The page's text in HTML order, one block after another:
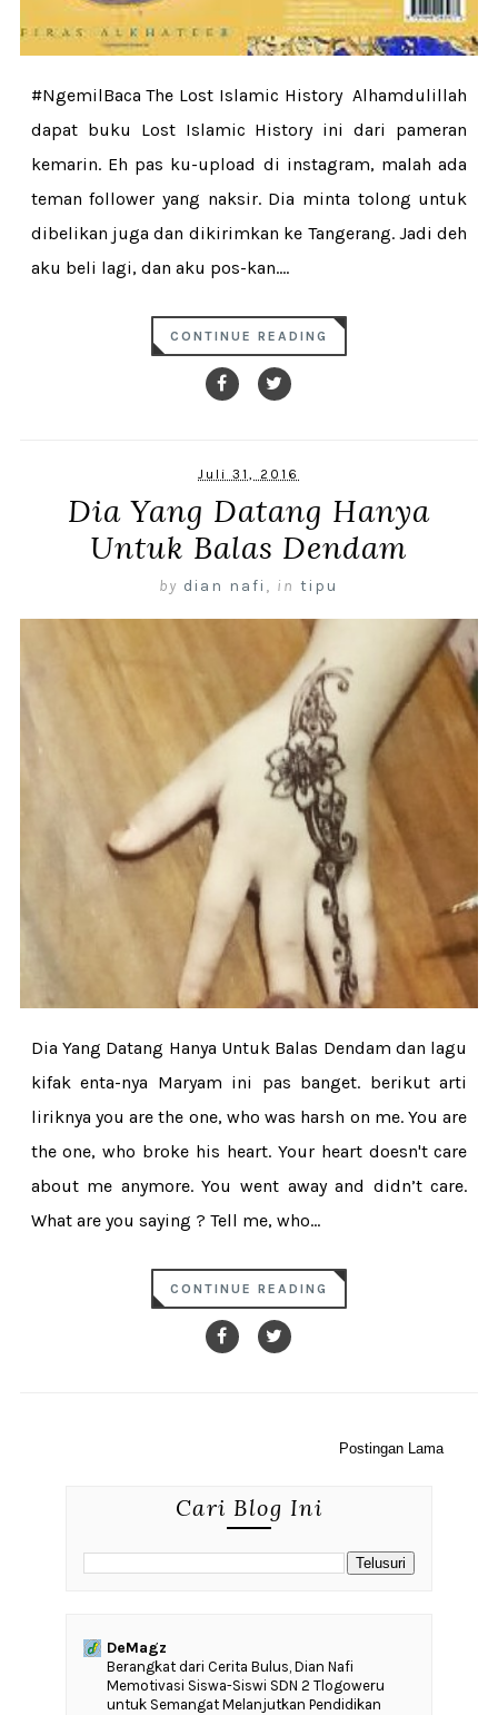
#NgemilBaca The Lost Islamic History Alhamdulillah
dapat buku Lost Islamic History ini dari pameran
kemarin. Eh pas ku-upload di instagram, malah ada
teman follower yang naksir. Dia minta tolong untuk
dibelikan juga dan dikirimkan ke Tangerang. Jadi deh
aku beli lagi, dan aku pos-kan....
CONTINUE READING
Juli 31, 2016
Dia Yang Datang Hanya
Untuk Balas Dendam
by dian nafi , in tipu
Dia Yang Datang Hanya Untuk Balas Dendam dan lagu
kifak enta-nya Maryam ini pas banget. berikut arti
liriknya you are the one, who was harsh on me. You are
the one, who broke his heart. Your heart doesn't care
about me anymore. You went away and didn’t care.
What are you saying ? Tell me, who...
CONTINUE READING
Postingan Lama
Cari Blog Ini
DeMagz
‎Berangkat dari Cerita Bulus, Dian Nafi
Memotivasi Siswa-Siswi SDN 2 Tlogoweru
untuk Semangat Melanjutkan Pendidikan